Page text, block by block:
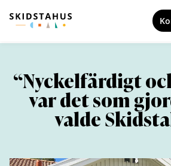
“Nyckelfärdigt
var det som
valde